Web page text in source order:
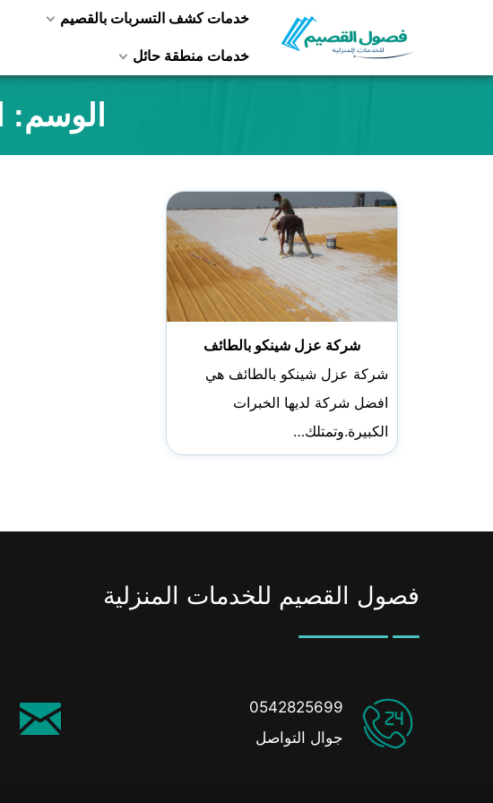
المحتوى
خدمات كشف التسربات بالقصيم
خدمات منطقة حائل
الوسم:
شركة عزل شينكو بالطائف
شركة عزل شينكو بالطائف هي
افضل شركة لديها الخبرات
الكبيرة.وتمتلك…
فصول القصيم للخدمات المنزلية
0542825699
جوال التواصل